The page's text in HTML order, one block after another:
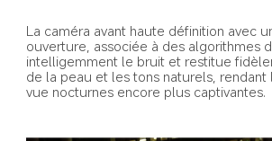
La caméra avant haute définition avec
ouverture, associée à des algorithmes
intelligemment le bruit et restitue
de la peau et les tons naturels, rendant
vue nocturnes encore plus captivantes.